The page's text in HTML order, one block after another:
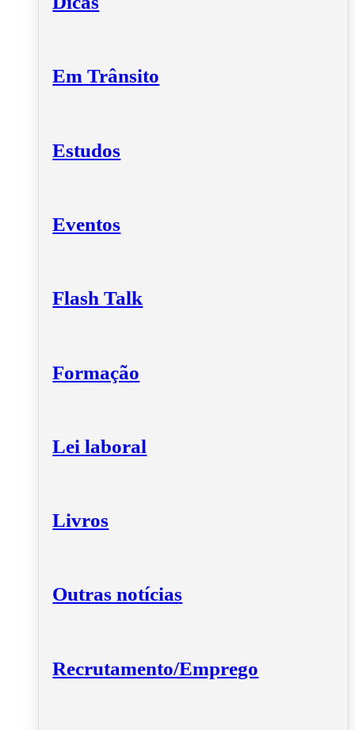
Em Trânsito
Estudos
Eventos
Flash Talk
Formação
Lei laboral
Livros
Outras notícias
Recrutamento/Emprego